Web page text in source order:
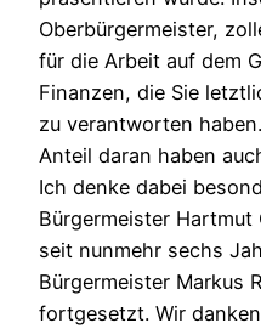
Oberbürgermeister,
für die Arbeit auf dem
Finanzen, die Sie
zu verantworten
Anteil daran haben
Ich denke dabei
Bürgermeister Hartmut
seit nunmehr sechs
Bürgermeister Markus
fortgesetzt. Wir